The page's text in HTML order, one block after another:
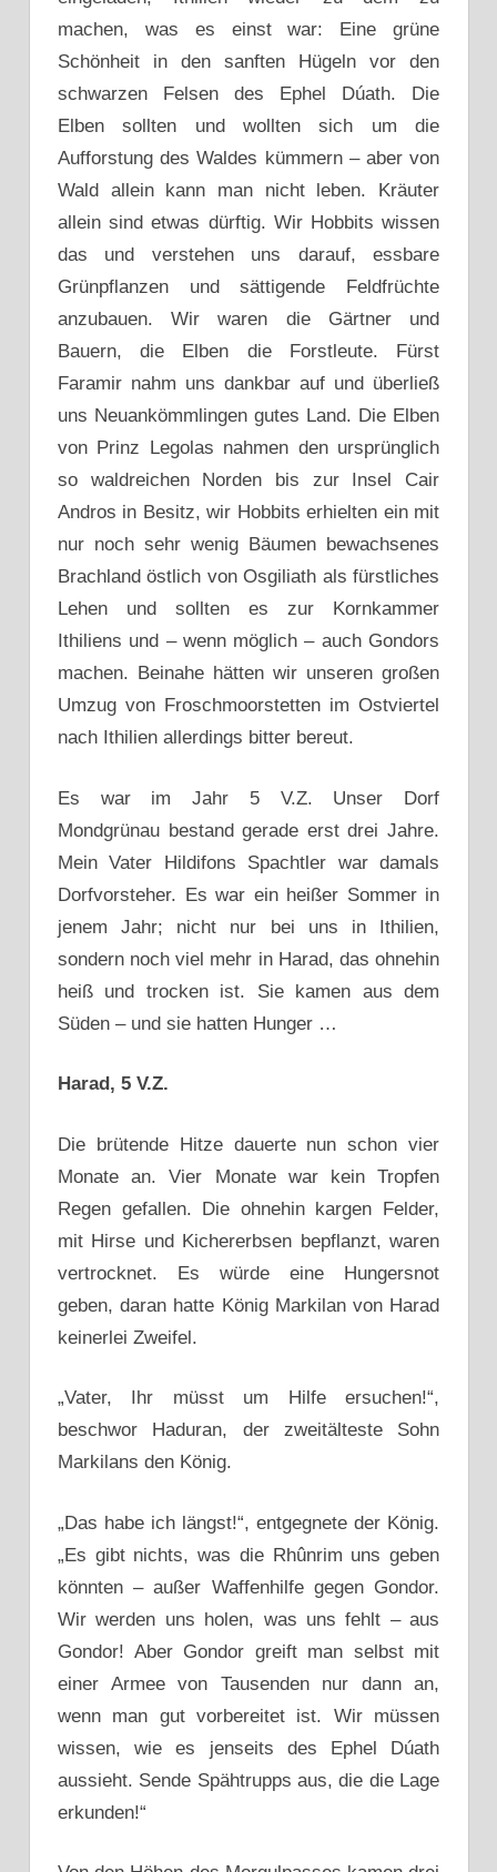
machen, was es einst war: Eine grüne
Schönheit in den sanften Hügeln vor den
schwarzen Felsen des Ephel Dúath. Die
Elben sollten und wollten sich um die
Aufforstung des Waldes kümmern – aber von
Wald allein kann man nicht leben. Kräuter
allein sind etwas dürftig. Wir Hobbits wissen
das und verstehen uns darauf, essbare
Grünpflanzen und sättigende Feldfrüchte
anzubauen. Wir waren die Gärtner und
Bauern, die Elben die Forstleute. Fürst
Faramir nahm uns dankbar auf und überließ
uns Neuankömmlingen gutes Land. Die Elben
von Prinz Legolas nahmen den ursprünglich
so waldreichen Norden bis zur Insel Cair
Andros in Besitz, wir Hobbits erhielten ein mit
nur noch sehr wenig Bäumen bewachsenes
Brachland östlich von Osgiliath als fürstliches
Lehen und sollten es zur Kornkammer
Ithiliens und – wenn möglich – auch Gondors
machen. Beinahe hätten wir unseren großen
Umzug von Froschmoorstetten im Ostviertel
nach Ithilien allerdings bitter bereut.
Es war im Jahr 5 V.Z. Unser Dorf
Mondgrünau bestand gerade erst drei Jahre.
Mein Vater Hildifons Spachtler war damals
Dorfvorsteher. Es war ein heißer Sommer in
jenem Jahr; nicht nur bei uns in Ithilien,
sondern noch viel mehr in Harad, das ohnehin
heiß und trocken ist. Sie kamen aus dem
Süden – und sie hatten Hunger …
Harad, 5 V.Z.
Die brütende Hitze dauerte nun schon vier
Monate an. Vier Monate war kein Tropfen
Regen gefallen. Die ohnehin kargen Felder,
mit Hirse und Kichererbsen bepflanzt, waren
vertrocknet. Es würde eine Hungersnot
geben, daran hatte König Markilan von Harad
keinerlei Zweifel.
„Vater, Ihr müsst um Hilfe ersuchen!“,
beschwor Haduran, der zweitälteste Sohn
Markilans den König.
„Das habe ich längst!“, entgegnete der König.
„Es gibt nichts, was die Rhûnrim uns geben
könnten – außer Waffenhilfe gegen Gondor.
Wir werden uns holen, was uns fehlt – aus
Gondor! Aber Gondor greift man selbst mit
einer Armee von Tausenden nur dann an,
wenn man gut vorbereitet ist. Wir müssen
wissen, wie es jenseits des Ephel Dúath
aussieht. Sende Spähtrupps aus, die die Lage
erkunden!“